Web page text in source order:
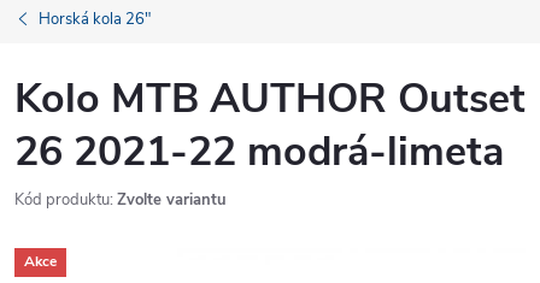
Horská kola 26"
Kolo MTB AUTHOR Outset
26 2021-22 modrá-limeta
Kód produktu: Zvolte variantu
Akce